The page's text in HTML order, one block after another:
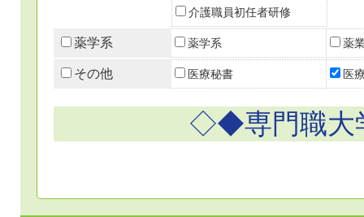
介護職員初任者研修
薬学系 薬学系 薬
その他 医療秘書 医
◇◆専門職大